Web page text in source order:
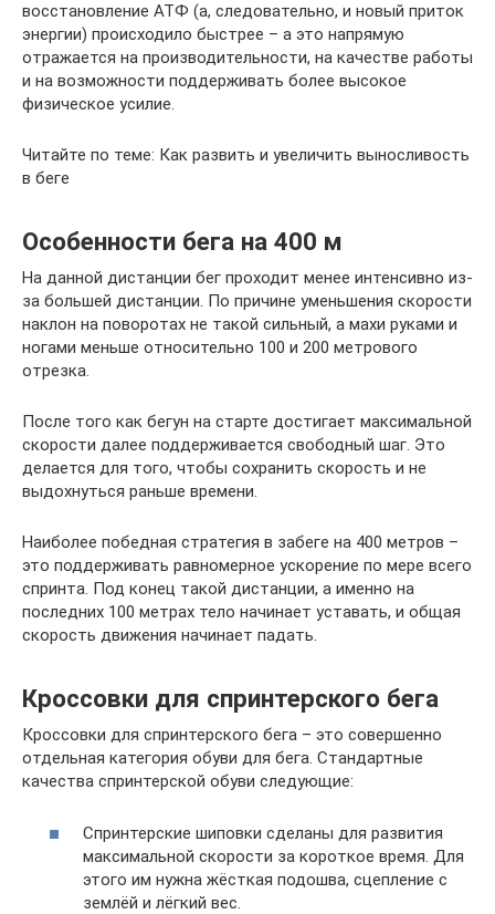
восстановление АТФ (а, следовательно, и новый приток
энергии) происходило быстрее – а это напрямую
отражается на производительности, на качестве работы
и на возможности поддерживать более высокое
физическое усилие.
Читайте по теме: Как развить и увеличить выносливость
в беге
Особенности бега на 400 м
На данной дистанции бег проходит менее интенсивно из-
за большей дистанции. По причине уменьшения скорости
наклон на поворотах не такой сильный, а махи руками и
ногами меньше относительно 100 и 200 метрового
отрезка.
После того как бегун на старте достигает максимальной
скорости далее поддерживается свободный шаг. Это
делается для того, чтобы сохранить скорость и не
выдохнуться раньше времени.
Наиболее победная стратегия в забеге на 400 метров –
это поддерживать равномерное ускорение по мере всего
спринта. Под конец такой дистанции, а именно на
последних 100 метрах тело начинает уставать, и общая
скорость движения начинает падать.
Кроссовки для спринтерского бега
Кроссовки для спринтерского бега – это совершенно
отдельная категория обуви для бега. Стандартные
качества спринтерской обуви следующие:
Спринтерские шиповки сделаны для развития
максимальной скорости за короткое время. Для
этого им нужна жёсткая подошва, сцепление с
землёй и лёгкий вес.